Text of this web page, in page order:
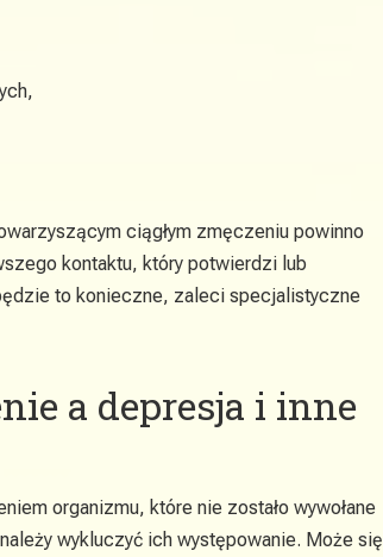
ciągłym zmęczeniu powinno
kontaktu, który potwierdzi lub
to konieczne, zaleci specjalistyczne
a depresja i inne
organizmu, które nie zostało wywołane
wykluczyć ich występowanie. Może się